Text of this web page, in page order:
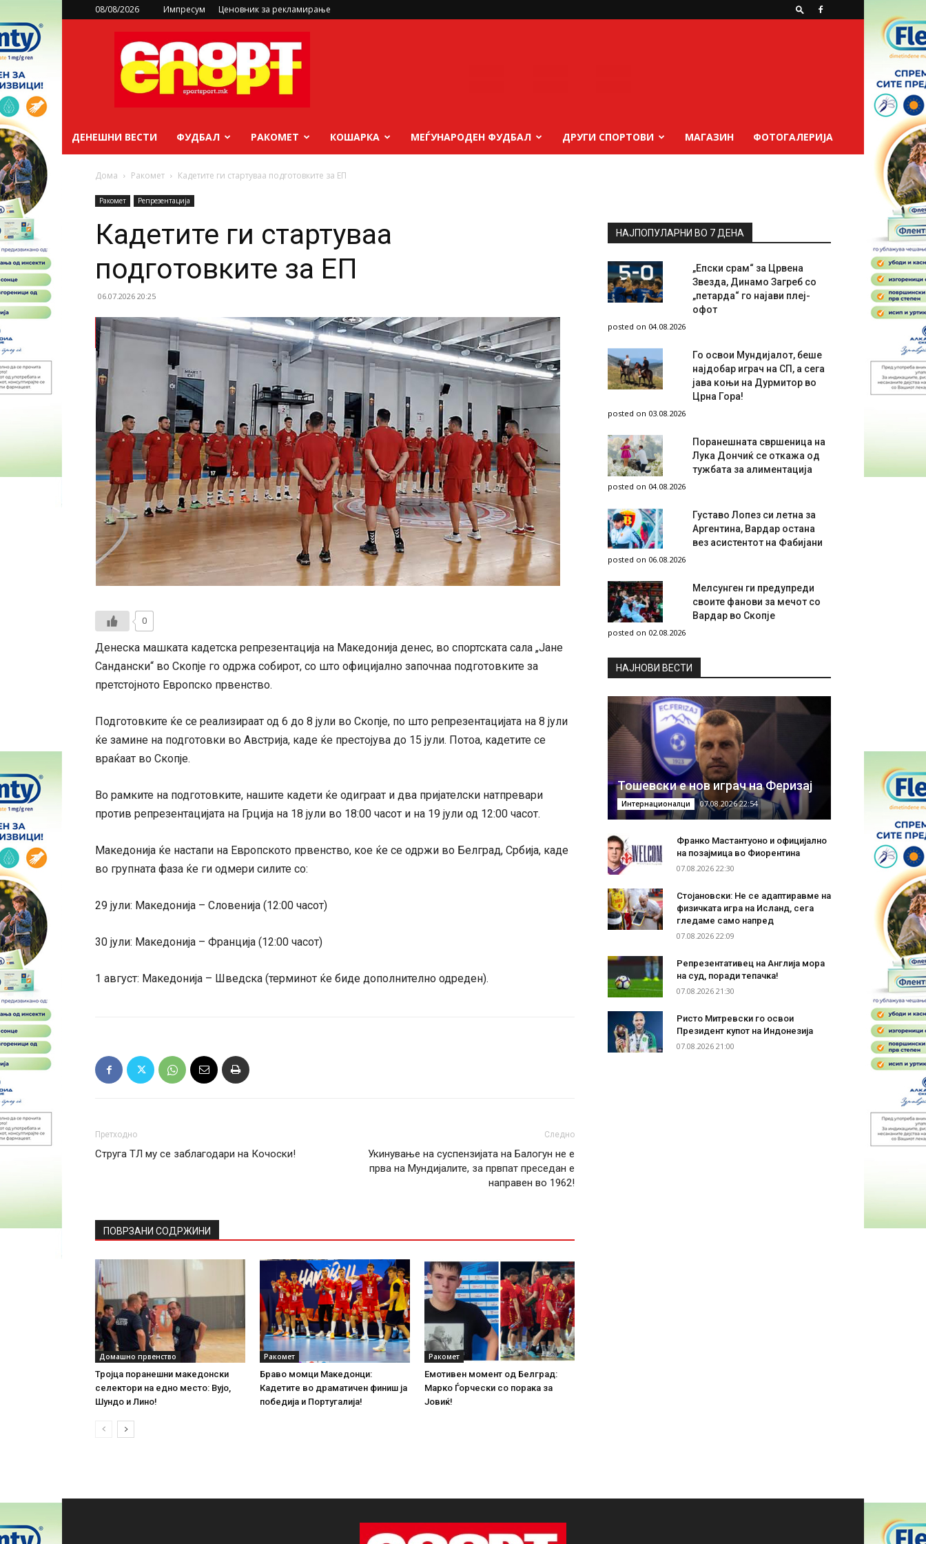
08/08/2026 Импресум Ценовник за рекламирање
sportsport.mk
ДЕНЕШНИ ВЕСТИ ФУДБАЛ РАКОМЕТ КОШАРКА МЕЃУНАРОДЕН ФУДБАЛ ДРУГИ СПОРТОВИ МАГАЗИН ФОТОГАЛЕРИЈА
Дома Ракомет Кадетите ги стартуваа подготовките за ЕП
Ракомет Репрезентација
Кадетите ги стартуваа
подготовките за ЕП
06.07.2026 20:25
0
Денеска машката кадетска репрезентација на Македонија денес, во спортската сала „Јане
Сандански“ во Скопје го одржа собирот, со што официјално започнаа подготовките за
претстојното Европско првенство.
Подготовките ќе се реализираат од 6 до 8 јули во Скопје, по што репрезентацијата на 8 јули
ќе замине на подготовки во Австрија, каде ќе престојува до 15 јули. Потоа, кадетите се
враќаат во Скопје.
Во рамките на подготовките, нашите кадети ќе одиграат и два пријателски натпревари
против репрезентацијата на Грција на 18 јули во 18:00 часот и на 19 јули од 12:00 часот.
Македонија ќе настапи на Европското првенство, кое ќе се одржи во Белград, Србија, каде
во групната фаза ќе ги одмери силите со:
29 јули: Македонија – Словенија (12:00 часот)
30 јули: Македонија – Франција (12:00 часот)
1 август: Македонија – Шведска (терминот ќе биде дополнително одреден).
Претходно
Струга ТЛ му се заблагодари на Кочоски!
Следно
Укинување на суспензијата на Балогун не е
прва на Мундијалите, за првпат преседан е
направен во 1962!
ПОВРЗАНИ СОДРЖИНИ
Домашно првенство
Тројца поранешни македонски
селектори на едно место: Вујо,
Шундо и Лино!
Ракомет
Браво момци Македонци:
Кадетите во драматичен финиш ја
победија и Португалија!
Ракомет
Емотивен момент од Белград:
Марко Ѓорчески со порака за
Јовиќ!
НАЈПОПУЛАРНИ ВО 7 ДЕНА
„Епски срам“ за Црвена
Звезда, Динамо Загреб со
„петарда“ го најави плеј-
офот
posted on 04.08.2026
Го освои Мундијалот, беше
најдобар играч на СП, а сега
јава коњи на Дурмитор во
Црна Гора!
posted on 03.08.2026
Поранешната свршеница на
Лука Дончиќ се откажа од
тужбата за алиментација
posted on 04.08.2026
Густаво Лопез си летна за
Аргентина, Вардар остана
вез асистентот на Фабијани
posted on 06.08.2026
Мелсунген ги предупреди
своите фанови за мечот со
Вардар во Скопје
posted on 02.08.2026
НAЈНОВИ ВЕСТИ
Тошевски е нов играч на Феризај
Интернационалци 07.08.2026 22:54
Франко Мастантуоно и официјално
на позајмица во Фиорентина
07.08.2026 22:30
Стојановски: Не се адаптиравме на
физичката игра на Исланд, сега
гледаме само напред
07.08.2026 22:09
Репрезентативец на Англија мора
на суд, поради тепачка!
07.08.2026 21:30
Ристо Митревски го освои
Президент купот на Индонезија
07.08.2026 21:00